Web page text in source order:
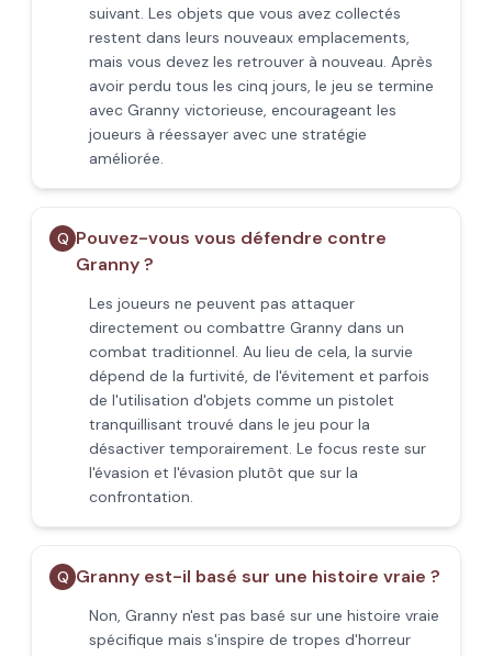
suivant. Les objets que vous avez collectés
restent dans leurs nouveaux emplacements,
mais vous devez les retrouver à nouveau. Après
avoir perdu tous les cinq jours, le jeu se termine
avec Granny victorieuse, encourageant les
joueurs à réessayer avec une stratégie
améliorée.
Q Pouvez-vous vous défendre contre
Granny ?
Les joueurs ne peuvent pas attaquer
directement ou combattre Granny dans un
combat traditionnel. Au lieu de cela, la survie
dépend de la furtivité, de l'évitement et parfois
de l'utilisation d'objets comme un pistolet
tranquillisant trouvé dans le jeu pour la
désactiver temporairement. Le focus reste sur
l'évasion et l'évasion plutôt que sur la
confrontation.
Q Granny est-il basé sur une histoire vraie ?
Non, Granny n'est pas basé sur une histoire vraie
spécifique mais s'inspire de tropes d'horreur